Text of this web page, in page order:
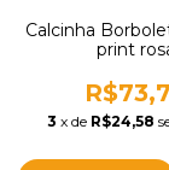
Calcinha
print
3 x de R$24,58